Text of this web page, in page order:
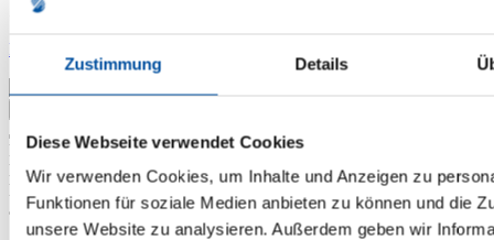
Zustimmung Details
Diese Webseite verwendet Cookies
Wir verwenden Cookies, um Inhalte und Anzeigen zu
Funktionen für soziale Medien anbieten zu können und die
unsere Website zu analysieren. Außerdem geben wir
59,00 €*
Preise inkl. MwSt. zzgl. Versandkosten
Produktnummer:62931
Bitte beachten Sie, dass es sich bei diesem Produkt um einen
Hygieneartikel handelt. Die Rückgabe oder der Umtausch sind
ausschließlich in der ungeöffneten Originalverpackung möglich.